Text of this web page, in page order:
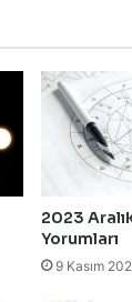
2023
Yorumları
9 Kasım